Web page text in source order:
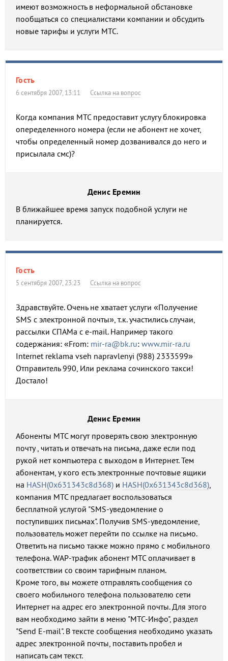
имеют возможность в неформальной обстановке
пообщаться со специалистами компании и обсудить
новые тарифы и услуги МТС.
Гость
6 сентября 2007, 13:11 Ссылка на вопрос
Когда компания МТС предоставит услугу блокировка
опеределенного номера (если не абонент не хочет,
чтобы определенный номер дозванивался до него и
присылала смс)?
Денис Еремин
В ближайшее время запуск подобной услуги не
планируется.
Гость
5 сентября 2007, 23:23 Ссылка на вопрос
Здравствуйте. Очень не хватает услуги «Получение
SMS с электронной почты», т.к. участились случаи,
рассылки СПАМа с e-mail. Например такого
содержания: «From: mir-ra@bk.ru: www.mir-ra.ru
Internet reklama vseh napravlenyi (988) 2333599»
Отправитель 990, Или реклама сочинского такси!
Достало!
Денис Еремин
Абоненты МТС могут проверять свою электронную
почту , читать и отвечать на письма, даже если под
рукой нет компьютера с выходом в Интернет. Тем
абонентам, у кого есть электронные почтовые ящики
на HASH(0x631343c8d368) и HASH(0x631343c8d368),
компания МТС предлагает воспользоваться
бесплатной услугой "SMS-уведомление о
поступивших письмах". Получив SMS-уведомление,
пользователь может перейти по ссылке на письмо.
Ответить на письмо также можно прямо с мобильного
телефона. WAP-трафик абонент МТС оплачивает в
соответствии со своим тарифным планом.
Кроме того, вы можете отправлять сообщения со
своего мобильного телефона пользователю сети
Интернет на адрес его электронной почты. Для этого
вам необходимо зайти в меню "МТС-Инфо", раздел
"Send E-mail". В тексте сообщения необходимо указать
адрес электронной почты, поставить пробел и
написать сам текст.